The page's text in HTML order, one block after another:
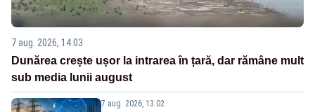
7 aug. 2026, 14:03
Dunărea crește ușor la intrarea în țară, dar rămâne mult
sub media lunii august
7 aug. 2026, 13:02